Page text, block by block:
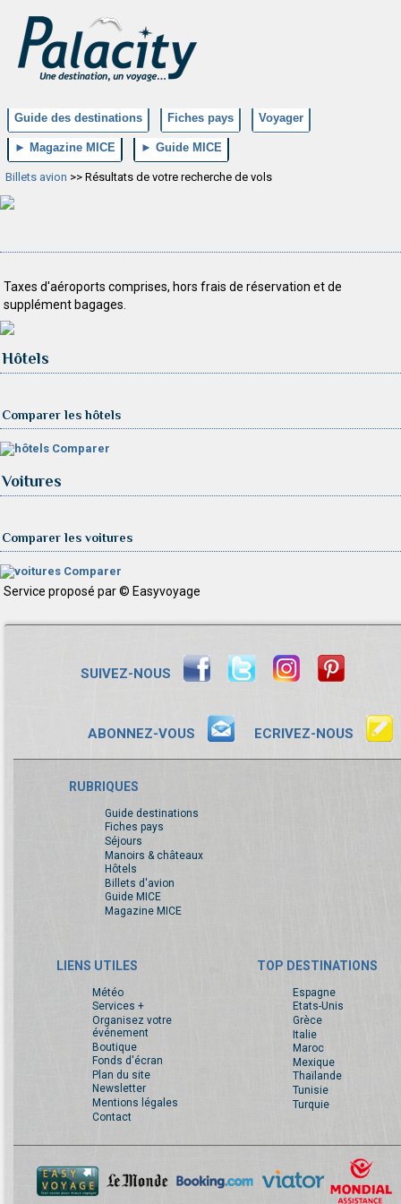
Guide des destinations Fiches pays Voyager
► Magazine MICE ► Guide MICE
Billets avion >> Résultats de votre recherche de vols
Taxes d'aéroports comprises, hors frais de réservation et de
supplément bagages.
Hôtels
Comparer les hôtels
Comparer
Voitures
Comparer les voitures
Comparer
Service proposé par © Easyvoyage
SUIVEZ-NOUS
ABONNEZ-VOUS ECRIVEZ-NOUS
RUBRIQUES
Guide destinations
Fiches pays
Séjours
Manoirs & châteaux
Hôtels
Billets d'avion
Guide MICE
Magazine MICE
LIENS UTILES
Météo
Services +
Organisez votre
événement
Boutique
Fonds d'écran
Plan du site
Newsletter
Mentions légales
Contact
TOP DESTINATIONS
Espagne
Etats-Unis
Grèce
Italie
Maroc
Mexique
Thaïlande
Tunisie
Turquie